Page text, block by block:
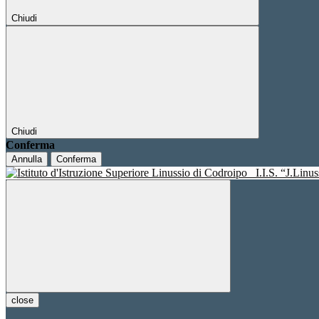
Chiudi
Chiudi
Conferma
Annulla Conferma
I.I.S.
close